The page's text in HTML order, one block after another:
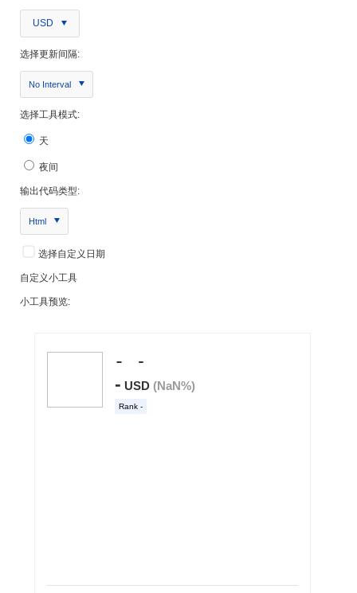
USD
选择更新间隔:
No Interval
选择工具模式:
天
夜间
输出代码类型:
Html
选择自定义日期
自定义小工具
小工具预览: